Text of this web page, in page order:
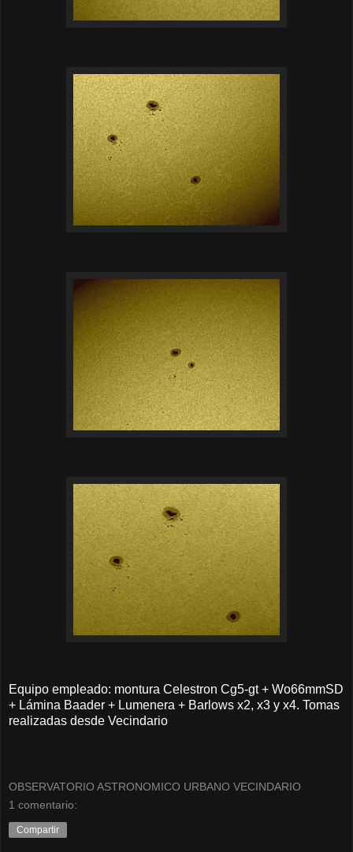
Equipo empleado: montura Celestron Cg5-gt + Wo66mmSD
+ Lámina Baader + Lumenera + Barlows x2, x3 y x4. Tomas
realizadas desde Vecindario
OBSERVATORIO ASTRONOMICO URBANO VECINDARIO
1 comentario:
Compartir